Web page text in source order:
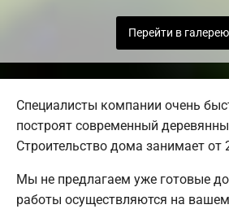
Перейти в галерею
Специалисты компании очень
построят современный
Строительство дома занимает от
Мы не предлагаем уже готовые
работы осуществляются на вашем